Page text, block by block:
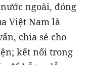
ngoài, đóng
Việt Nam là
chia sẻ cho
kết nối trong